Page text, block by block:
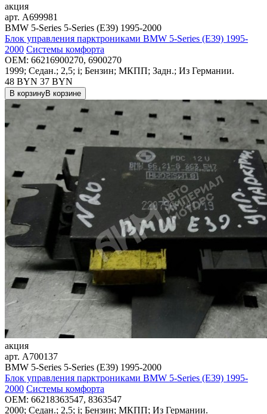
акция
арт. A699981
BMW 5-Series 5-Series (E39) 1995-2000
Блок управления парктрониками BMW 5-Series (E39) 1995-
2000 Системы комфорта
OEM: 66216900270, 6900270
1999; Седан.; 2,5; i; Бензин; МКПП; Задн.; Из Германии.
48 BYN 37 BYN
В корзинуВ корзине
акция
арт. A700137
BMW 5-Series 5-Series (E39) 1995-2000
Блок управления парктрониками BMW 5-Series (E39) 1995-
2000 Системы комфорта
OEM: 66218363547, 8363547
2000; Седан.; 2,5; i; Бензин; МКПП; Из Германии.